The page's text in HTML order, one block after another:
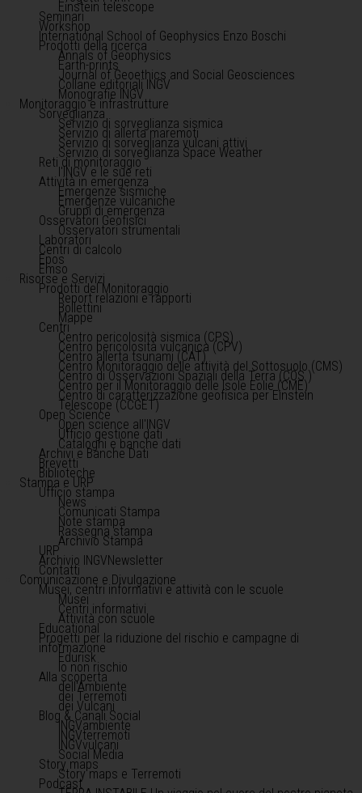
Einstein telescope
Seminari
Workshop
International School of Geophysics Enzo Boschi
Prodotti della ricerca
Annals of Geophysics
Earth-prints
Journal of Geoethics and Social Geosciences
Collane editoriali INGV
Monografie INGV
Monitoraggio e infrastrutture
Sorveglianza
Servizio di sorveglianza sismica
Servizio di allerta maremoti
Servizio di sorveglianza vulcani attivi
Servizio di sorveglianza Space Weather
Reti di monitoraggio
l'INGV e le sue reti
Attività in emergenza
Emergenze sismiche
Emergenze vulcaniche
Gruppi di emergenza
Osservatori Geofisici
Osservatori strumentali
Laboratori
Centri di calcolo
Epos
Emso
Risorse e Servizi
Prodotti del Monitoraggio
Report relazioni e rapporti
Bollettini
Mappe
Centri
Centro pericolosità sismica (CPS)
Centro pericolosità vulcanica (CPV)
Centro allerta tsunami (CAT)
Centro Monitoraggio delle attività del Sottosuolo (CMS)
Centro di Osservazioni Spaziali della Terra (COS )
Centro per il Monitoraggio delle Isole Eolie (CME)
Centro di caratterizzazione geofisica per Einstein
Telescope (CCGET)
Open Science
Open science all'INGV
Ufficio gestione dati
Cataloghi e banche dati
Archivi e Banche Dati
Brevetti
Biblioteche
Stampa e URP
Ufficio stampa
News
Comunicati Stampa
Note stampa
Rassegna stampa
Archivio Stampa
URP
Archivio INGVNewsletter
Contatti
Comunicazione e Divulgazione
Musei, centri informativi e attività con le scuole
Musei
Centri informativi
Attività con scuole
Educational
Progetti per la riduzione del rischio e campagne di
informazione
Edurisk
Io non rischio
Alla scoperta
dell'Ambiente
dei Terremoti
dei Vulcani
Blog & Canali Social
INGVambiente
INGVterremoti
INGVvulcani
Social Media
Story maps
Story maps e Terremoti
Podcast